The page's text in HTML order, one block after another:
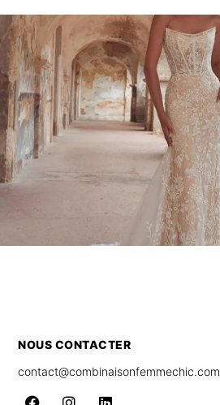
NOUS CONTACTER
contact@combinaisonfemmechic.com